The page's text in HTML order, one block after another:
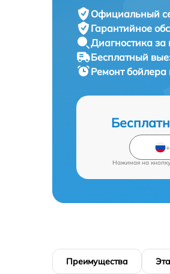
Официальный
Гарантийное
Диагностика за
Бесплатный
Ремонт
Нажимая на
Преимущества